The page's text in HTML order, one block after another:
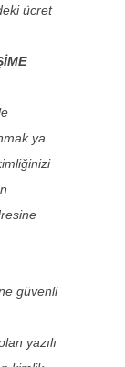
ücret
ya
güvenli
yazılı